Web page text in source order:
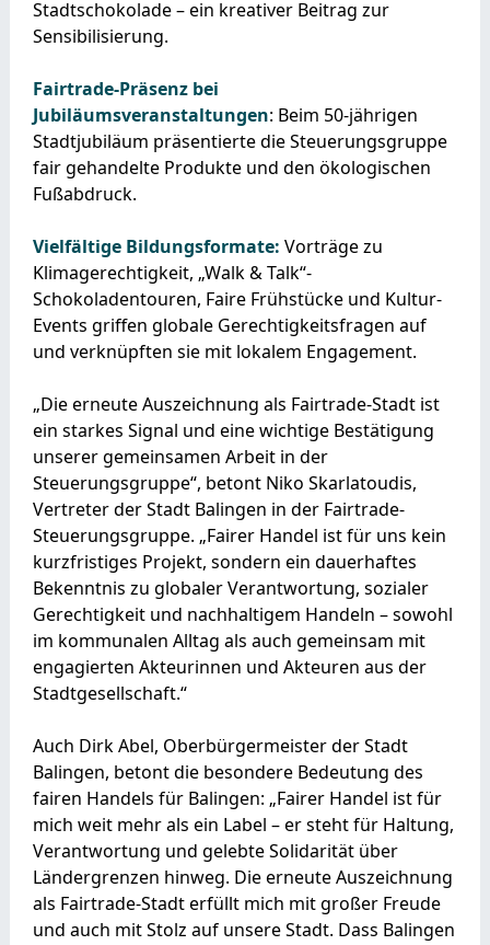
Stadtschokolade – ein kreativer Beitrag zur
Sensibilisierung.
Fairtrade-Präsenz bei
Jubiläumsveranstaltungen: Beim 50-jährigen
Stadtjubiläum präsentierte die Steuerungsgruppe
fair gehandelte Produkte und den ökologischen
Fußabdruck.
Vielfältige Bildungsformate: Vorträge zu
Klimagerechtigkeit, „Walk & Talk“-
Schokoladentouren, Faire Frühstücke und Kultur-
Events griffen globale Gerechtigkeitsfragen auf
und verknüpften sie mit lokalem Engagement.
„Die erneute Auszeichnung als Fairtrade-Stadt ist
ein starkes Signal und eine wichtige Bestätigung
unserer gemeinsamen Arbeit in der
Steuerungsgruppe“, betont Niko Skarlatoudis,
Vertreter der Stadt Balingen in der Fairtrade-
Steuerungsgruppe. „Fairer Handel ist für uns kein
kurzfristiges Projekt, sondern ein dauerhaftes
Bekenntnis zu globaler Verantwortung, sozialer
Gerechtigkeit und nachhaltigem Handeln – sowohl
im kommunalen Alltag als auch gemeinsam mit
engagierten Akteurinnen und Akteuren aus der
Stadtgesellschaft.“
Auch Dirk Abel, Oberbürgermeister der Stadt
Balingen, betont die besondere Bedeutung des
fairen Handels für Balingen: „Fairer Handel ist für
mich weit mehr als ein Label – er steht für Haltung,
Verantwortung und gelebte Solidarität über
Ländergrenzen hinweg. Die erneute Auszeichnung
als Fairtrade-Stadt erfüllt mich mit großer Freude
und auch mit Stolz auf unsere Stadt. Dass Balingen